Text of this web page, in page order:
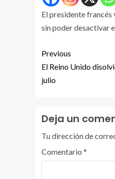
El presidente
sin poder desactivar
Previous
El Reino Unido
julio
Deja un
Tu dirección de
Comentario *